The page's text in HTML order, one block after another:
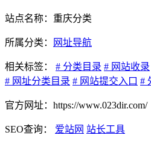
站点名称：重庆分类
所属分类： 网址导航
相关标签： # 分类目录 # 网站收录
# 网址分类目录 # 网站提交入口 #
官方网址：https://www.023dir.com/
SEO查询： 爱站网 站长工具